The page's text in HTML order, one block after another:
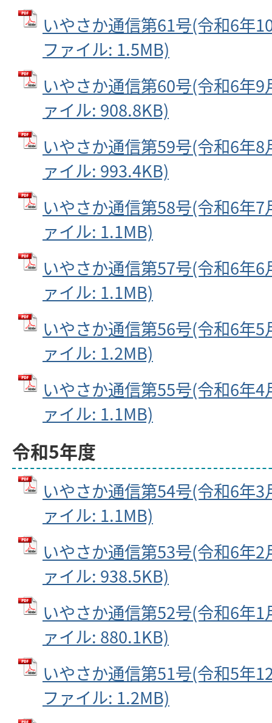
いやさか通信第61号(令和6年
ファイル: 1.5MB)
いやさか通信第60号(令和6年9
ァイル: 908.8KB)
いやさか通信第59号(令和6年8
ァイル: 993.4KB)
いやさか通信第58号(令和6年7
ァイル: 1.1MB)
いやさか通信第57号(令和6年6
ァイル: 1.1MB)
いやさか通信第56号(令和6年5
ァイル: 1.2MB)
いやさか通信第55号(令和6年4
ァイル: 1.1MB)
令和5年度
いやさか通信第54号(令和6年3
ァイル: 1.1MB)
いやさか通信第53号(令和6年2
ァイル: 938.5KB)
いやさか通信第52号(令和6年1
ァイル: 880.1KB)
いやさか通信第51号(令和5年
ファイル: 1.2MB)